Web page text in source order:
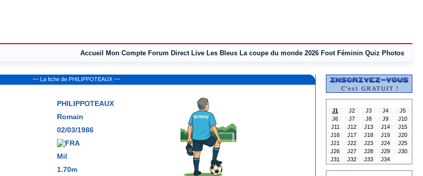
Accueil Mon Compte Forum Direct Live Les Bleus La coupe du monde 2026 Foot Féminin Quiz Photos
~~ La fiche de PHILIPPOTEAUX ~~
PHILIPPOTEAUX
Romain
02/03/1986
Mil
1.70m
J1
J2 J3 J4
J5
J6
J7 J8 J9
J10
J11
J12 J13 J14
J15
J16
J17 J18 J19
J20
J21
J22 J23 J24
J25
J26
J27 J28 J29
J30
J31
J32 J33 J34